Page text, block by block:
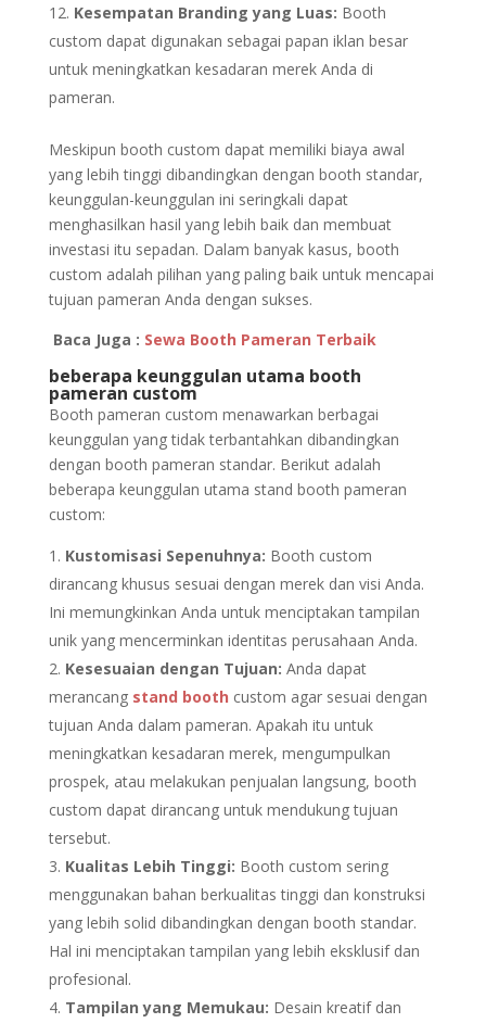
Kesempatan Branding yang Luas: Booth
custom dapat digunakan sebagai papan iklan besar
untuk meningkatkan kesadaran merek Anda di
pameran.
Meskipun booth custom dapat memiliki biaya awal
yang lebih tinggi dibandingkan dengan booth standar,
keunggulan-keunggulan ini seringkali dapat
menghasilkan hasil yang lebih baik dan membuat
investasi itu sepadan. Dalam banyak kasus, booth
custom adalah pilihan yang paling baik untuk mencapai
tujuan pameran Anda dengan sukses.
Baca Juga : Sewa Booth Pameran Terbaik
beberapa keunggulan utama booth
pameran custom
Booth pameran custom menawarkan berbagai
keunggulan yang tidak terbantahkan dibandingkan
dengan booth pameran standar. Berikut adalah
beberapa keunggulan utama stand booth pameran
custom:
Kustomisasi Sepenuhnya: Booth custom
dirancang khusus sesuai dengan merek dan visi Anda.
Ini memungkinkan Anda untuk menciptakan tampilan
unik yang mencerminkan identitas perusahaan Anda.
Kesesuaian dengan Tujuan: Anda dapat
merancang stand booth custom agar sesuai dengan
tujuan Anda dalam pameran. Apakah itu untuk
meningkatkan kesadaran merek, mengumpulkan
prospek, atau melakukan penjualan langsung, booth
custom dapat dirancang untuk mendukung tujuan
tersebut.
Kualitas Lebih Tinggi: Booth custom sering
menggunakan bahan berkualitas tinggi dan konstruksi
yang lebih solid dibandingkan dengan booth standar.
Hal ini menciptakan tampilan yang lebih eksklusif dan
profesional.
Tampilan yang Memukau: Desain kreatif dan